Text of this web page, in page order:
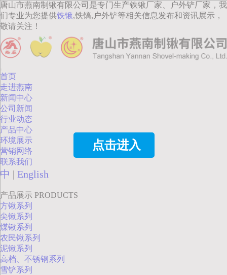
点击进入
唐山市燕南制锹有限公司是专门生产铁锹厂家、户外铲厂家，我
们专业为您提供铁锹,铁镐,户外铲等相关信息发布和资讯展示，
敬请关注！
首页
走进燕南
新闻中心
公司新闻
行业动态
产品中心
环境展示
营销网络
联系我们
中 | English
产品展示 PRODUCTS
方锹系列
尖锹系列
煤锹系列
农民锹系列
泥锹系列
高档、不锈钢系列
雪铲系列